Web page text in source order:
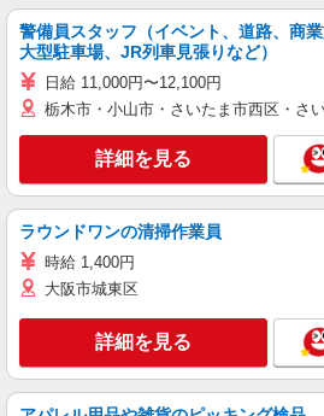
警備員スタッフ（イベント、道路、商業
大型駐車場、JR列車見張りなど）
日給 11,000円〜12,100円
栃木市・小山市・さいたま市西区・さ
詳細を見る
ラウンドワンの清掃作業員
時給 1,400円
大阪市城東区
詳細を見る